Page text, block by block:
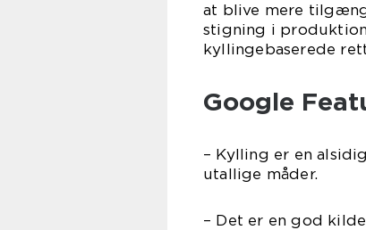
at blive mere
stigning i
kyllingebaserede
Google
– Kylling er en
utallige måder.
– Det er en god